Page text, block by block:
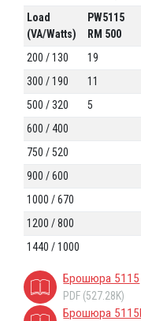
Load
(VA/Watts)
PW5115
RM 500
200 / 130
19
300 / 190
11
500 / 320
5
600 / 400
750 / 520
900 / 600
1000 / 670
1200 / 800
1440 / 1000
Брошюра 5115
PDF (527.28K)
Брошюра